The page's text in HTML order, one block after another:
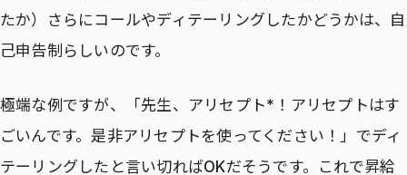
たか）さらにコールやディテーリングしたかどうかは、自
己申告制らしいのです。
極端な例ですが、「先生、アリセプト*！アリセプトはす
ごいんです。是非アリセプトを使ってください！」でディ
テーリングしたと言い切ればOKだそうです。これで昇給